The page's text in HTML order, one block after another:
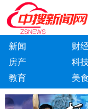
新闻 财
房产
科
教育
美食